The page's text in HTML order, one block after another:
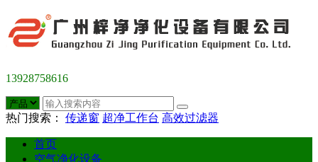
13928758616
热门搜索： 传递窗 超净工作台 高效过滤器
首页
空气净化设备